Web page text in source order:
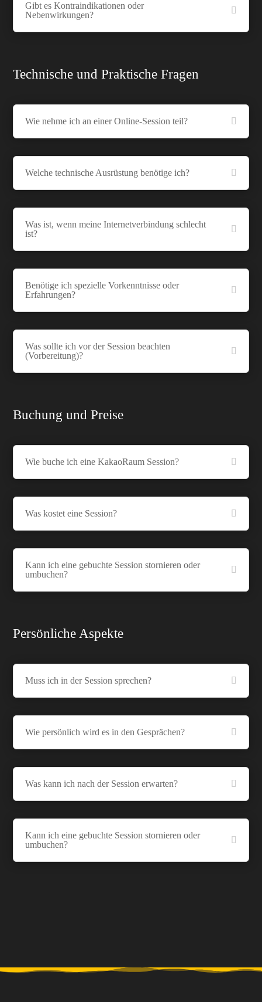
Gibt es Kontraindikationen oder
Nebenwirkungen?
Technische und Praktische Fragen
Wie nehme ich an einer Online-Session teil?
Welche technische Ausrüstung benötige ich?
Was ist, wenn meine Internetverbindung schlecht
ist?
Benötige ich spezielle Vorkenntnisse oder
Erfahrungen?
Was sollte ich vor der Session beachten
(Vorbereitung)?
Buchung und Preise
Wie buche ich eine KakaoRaum Session?
Was kostet eine Session?
Kann ich eine gebuchte Session stornieren oder
umbuchen?
Persönliche Aspekte
Muss ich in der Session sprechen?
Wie persönlich wird es in den Gesprächen?
Was kann ich nach der Session erwarten?
Kann ich eine gebuchte Session stornieren oder
umbuchen?